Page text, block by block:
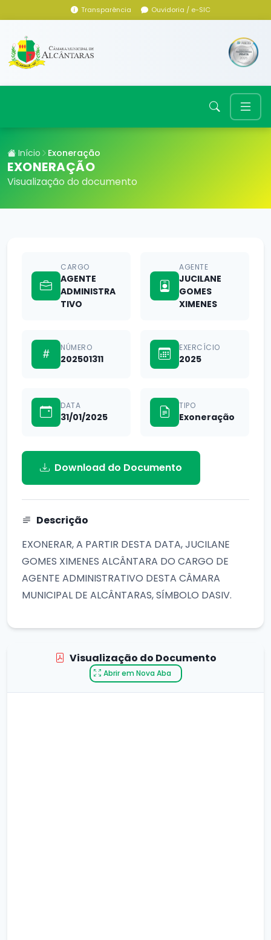
Transparência Ouvidoria / e-SIC
Início Exoneração
EXONERAÇÃO
Visualização do documento
CARGO
AGENTE
ADMINISTRA
TIVO
AGENTE
JUCILANE
GOMES
XIMENES
NÚMERO
202501311
EXERCÍCIO
2025
DATA
31/01/2025
TIPO
Exoneração
Download do Documento
Descrição
EXONERAR, A PARTIR DESTA DATA, JUCILANE
GOMES XIMENES ALCÂNTARA DO CARGO DE
AGENTE ADMINISTRATIVO DESTA CÂMARA
MUNICIPAL DE ALCÂNTARAS, SÍMBOLO DASIV.
Visualização do Documento
Abrir em Nova Aba